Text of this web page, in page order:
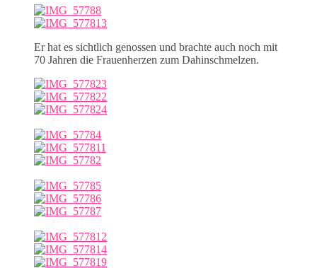
Er hat es sichtlich genossen und brachte auch noch mit
70 Jahren die Frauenherzen zum Dahinschmelzen.